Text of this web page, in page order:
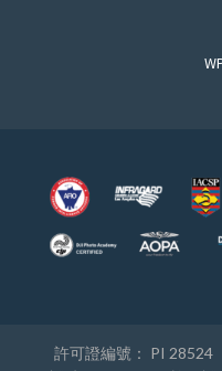
許可證編號： PI